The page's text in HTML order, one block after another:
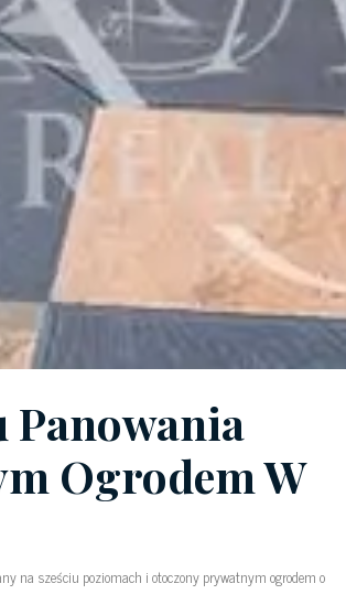
Panowania
Ogrodem W
na sześciu poziomach i otoczony prywatnym ogrodem o